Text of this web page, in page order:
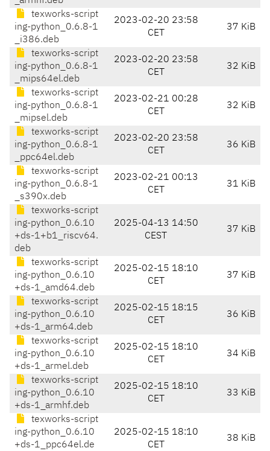
texworks-script
ing-python_0.6.8-1
_i386.deb
2023-02-20 23:58
CET
37 KiB
texworks-script
ing-python_0.6.8-1
_mips64el.deb
2023-02-20 23:58
CET
32 KiB
texworks-script
ing-python_0.6.8-1
_mipsel.deb
2023-02-21 00:28
CET
32 KiB
texworks-script
ing-python_0.6.8-1
_ppc64el.deb
2023-02-20 23:58
CET
36 KiB
texworks-script
ing-python_0.6.8-1
_s390x.deb
2023-02-21 00:13
CET
31 KiB
texworks-script
ing-python_0.6.10
+ds-1+b1_riscv64.
deb
2025-04-13 14:50
CEST
37 KiB
texworks-script
ing-python_0.6.10
+ds-1_amd64.deb
2025-02-15 18:10
CET
37 KiB
texworks-script
ing-python_0.6.10
+ds-1_arm64.deb
2025-02-15 18:15
CET
36 KiB
texworks-script
ing-python_0.6.10
+ds-1_armel.deb
2025-02-15 18:10
CET
34 KiB
texworks-script
ing-python_0.6.10
+ds-1_armhf.deb
2025-02-15 18:10
CET
33 KiB
texworks-script
ing-python_0.6.10
+ds-1_ppc64el.de
2025-02-15 18:10
CET
38 KiB